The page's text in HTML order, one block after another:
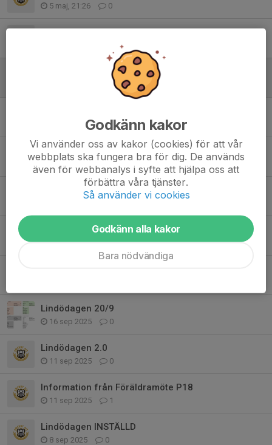
5 maj, 21:26 0
Träning och lagförsäljning
3 mar, 19:22 0
Minicuper lagindelning
13 nov 2025 0
Sammandrag/cup 19/10 och lagförsäljning
Inomhusträning och IFKs Nyårscupen
6 okt 2025 0
Lindödagen 20/9
16 sep 2025 0
Lindödagen 2.0
11 sep 2025 0
Information från Föräldramöte P18
11 sep 2025 1
Lindödagen INSTÄLLD
8 sep 2025 0
Godkänn kakor
Vi använder oss av kakor (cookies) för att vår
webbplats ska fungera bra för dig. De används
även för webbanalys i syfte att hjälpa oss att
förbättra våra tjänster.
Så använder vi cookies
Godkänn alla kakor
Bara nödvändiga